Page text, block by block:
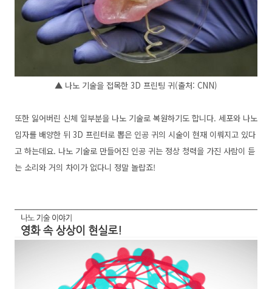
▲ 나노 기술을 접목한 3D 프린팅 귀(출처: CNN)
또한 잃어버린 신체 일부분을 나노 기술로 복원하기도 합니다. 세포와 나노
입자를 배양한 뒤 3D 프린터로 뽑은 인공 귀의 시술이 현재 이뤄지고 있다
고 하는데요. 나노 기술로 만들어진 인공 귀는 정상 청력을 가진 사람이 듣
는 소리와 거의 차이가 없다니 정말 놀랍죠!